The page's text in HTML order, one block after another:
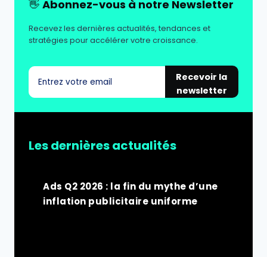
👋 Abonnez-vous à notre Newsletter
Recevez les dernières actualités, tendances et
stratégies pour accélérer votre croissance.
Recevoir la
newsletter
Les dernières actualités
Ads Q2 2026 : la fin du mythe d’une
inflation publicitaire uniforme